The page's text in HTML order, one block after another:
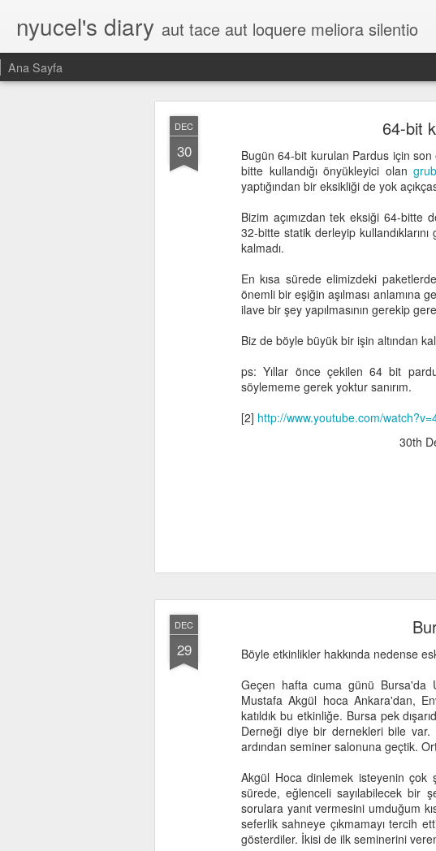
nyucel's diary aut tace aut loquere meliora silentio
Ana Sayfa
DEC
30
64-bit
Bugün 64-bit kurulan Pardus için
bitte kullandığı önyükleyici olangrub
yaptığından bir eksikliği de yok
Bizim açımızdan tek eksiği 64-bitte
32-bitte statik derleyip
kalmadı.
En kısa sürede elimizdeki
önemli bir eşiğin aşılması anlamına
ilave bir şey yapılmasının gerekip
Biz de böyle büyük bir işin altından
ps: Yıllar önce çekilen 64 bit
söylememe gerek yoktur sanırım.
[2] http://www.youtube.com/
30th
DEC
29
Böyle etkinlikler hakkında nedense
Geçen hafta cuma günü Bursa'da
Mustafa Akgül hoca Ankara'dan,
katıldık bu etkinliğe. Bursa pek
Derneği diye bir dernekleri bile var.
ardından seminer salonuna geçtik.
Akgül Hoca dinlemek isteyenin çok
sürede, eğlenceli sayılabilecek bir
sorulara yanıt vermesini umduğum
seferlik sahneye çıkmamayı tercih
gösterdiler. İkisi de ilk seminerini